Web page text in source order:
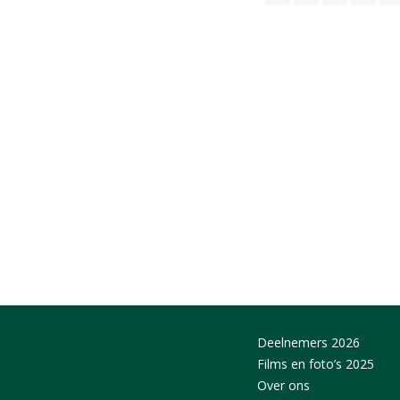
Deelnemers 2026
Films en foto’s 2025
Over ons